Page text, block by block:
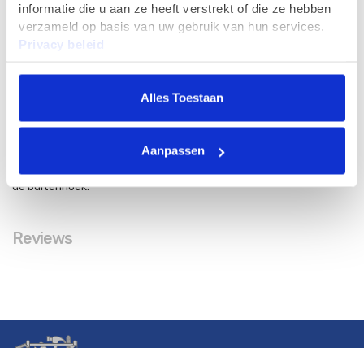
informatie die u aan ze heeft verstrekt of die ze hebben
verzameld op basis van uw gebruik van hun services.
Privacy beleid
Alles Toestaan
Aanpassen
Met deze hoekprofielen kunt u de hoeken van de gevel, wand of
dezelfde kleur, of eventueel een andere kleur voor een opvallend
uiterlijk. Hoeken worden eerst geplaatst voor het paneel ervoor
gezet wordt. De rand van het paneel valt weg in de sierrand van
de buitenhoek.
Reviews